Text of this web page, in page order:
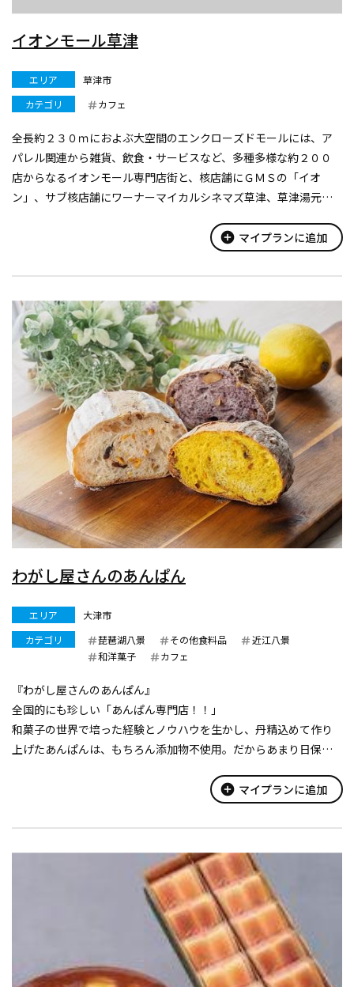
イオンモール草津
エリア
草津市
カテゴリ
カフェ
全長約２３０ｍにおよぶ大空間のエンクローズドモールには、ア
パレル関連から雑貨、飲食・サービスなど、多種多様な約２００
店からなるイオンモール専門店街と、核店舗にＧＭＳの「イオ
ン」、サブ核店舗にワーナーマイカルシネマズ草津、草津湯元水
add_circle マイプランに追加
わがし屋さんのあんぱん
エリア
大津市
カテゴリ
琵琶湖八景 その他食料品
近江八景
和洋菓子
カフェ
『わがし屋さんのあんぱん』
全国的にも珍しい「あんぱん専門店！！」
和菓子の世界で培った経験とノウハウを生かし、丹精込めて作り
上げたあんぱんは、もちろん添加物不使用。だからあまり日保ち
いただきたい。ここだけでしか味わえない様々なあんこのあんぱ
...
add_circle マイプランに追加